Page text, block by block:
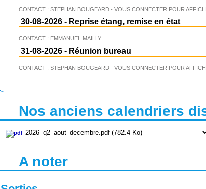
CONTACT : STEPHAN BOUGEARD - VOUS CONNECTER POUR
30-08-2026 - Reprise étang, remise en état
CONTACT : EMMANUEL MAILLY
31-08-2026 - Réunion bureau
CONTACT : STEPHAN BOUGEARD - VOUS CONNECTER POUR
Nos anciens calendriers
A noter